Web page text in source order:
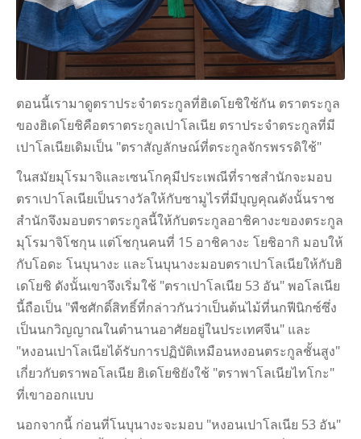
ตอนนี้เรามาดูตราประจําตระกูลที่ฮิเดโยชิใช้กัน ตราตระกูล
ของฮิเดโยชิคือตราตระกูลเปาโลเนีย ตราประจําตระกูลที่มี
เปาโลเนียเดิมเป็น "ตราสัญลักษณ์ที่ตระกูลจักรพรรดิใช้"
ในสมัยมุโรมาจิและเซนโกคุมีประเพณีที่ราชสํานักจะมอบ
ตราเปาโลเนียเป็นรางวัลให้กับซามูไรที่มีบุญคุณดังนั้นราช
สํานักจึงมอบตราตระกูลนี้ให้กับตระกูลอาชิคางะของตระกูล
มุโรมาจิโชกุน แต่โชกุนคนที่ 15 อาชิคางะ โยชิอากิ มอบให้
กับโอดะ โนบุนางะ และโนบุนางะมอบตราเปาโลเนียให้กับฮิ
เดโยชิ ดังนั้นเขาจึงเริ่มใช้ "ตราเปาโลเนีย 53 อัน" พอโลเนีย
นี้ถือเป็น "พืชศักดิ์สิทธิ์ที่กล่าวกันว่าเป็นต้นไม้ที่นกฟีนิกซ์ซึ่ง
เป็นนกวิญญาณในตํานานอาศัยอยู่ในประเทศจีน" และ
"หงอนเปาโลเนียได้รับการปฏิบัติเหมือนหงอนตระกูลชั้นสูง"
เกี่ยวกับตราพอโลเนีย ฮิเดโยชิยังใช้ "ตราพาโลเนียไทโกะ"
ที่เขาออกแบบ
นอกจากนี้ ก่อนที่โนบุนางะจะมอบ "หงอนเปาโลเนีย 53 อัน"